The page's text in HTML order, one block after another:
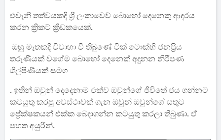
එවැනි තත්වයකදි ශ්‍රී ලංකාවෙව් බොහෝ දෙනෙකු ආදරය
කරන ක්‍රිකට් ක්‍රීඩකයෙක්.
ඔහු මෑතකදි විවාහා වී තිබුණේ ටික් ටොක්හි ජනප්‍රිය
තරුණියක් වගේම බොහෝ දෙනෙක් අදුනන නිරීපණ
ශිල්පිණියක් සමග
. ඉතින් ඔවුන් දෙදෙනාම එක්ව ඔවුන්ගේ ජීවිතේ ජය ගන්නට
කටයුතු කරපු අවස්ථාවක් ගැන ඔවුන් ඔවුන්ගේ සතුට
ප්‍රේක්ෂකයන් එක්ක බෙදාගන්න කටයුතු කරලා තිබුණා. ඒ
පහත අයුරින්.